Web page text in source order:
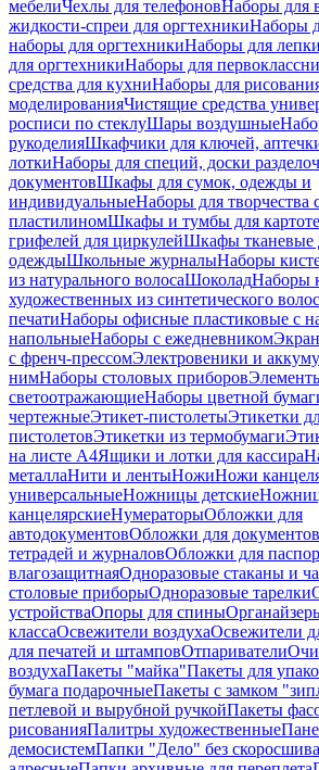
мебелиЧехлы для телефоновНаборы для
жидкости-спреи для оргтехникиНаборы
наборы для оргтехникиНаборы для лепки
для оргтехникиНаборы для
средства для кухниНаборы для
моделированияЧистящие средства
росписи по стеклуШары воздушные
рукоделияШкафчики для ключей,
лоткиНаборы для специй, доски
документовШкафы для сумок, одежды и
индивидуальныеНаборы для творчества
пластилиномШкафы и тумбы для
грифелей для циркулейШкафы тканевые
одеждыШкольные журналыНаборы
из натурального волосаШоколадНаборы
художественных из синтетического
печатиНаборы офисные пластиковые с
напольныеНаборы с ежедневником
с френч-прессомЭлектровеники и
нимНаборы столовых приборов
светоотражающиеНаборы цветной
чертежныеЭтикет-пистолетыЭтикетки
пистолетовЭтикетки из термобумаги
на листе А4Ящики и лотки для кассира
металлаНити и лентыНожиНожи
универсальныеНожницы детские
канцелярскиеНумераторыОбложки для
автодокументовОбложки для документов
тетрадей и журналовОбложки для
влагозащитнаяОдноразовые стаканы и
столовые приборыОдноразовые тарелки
устройстваОпоры для спины
классаОсвежители воздухаОсвежители
для печатей и штамповОтпариватели
воздухаПакеты "майка"Пакеты для
бумага подарочныеПакеты с замком
петлевой и вырубной ручкойПакеты
рисованияПалитры художественные
демосистемПапки "Дело" без